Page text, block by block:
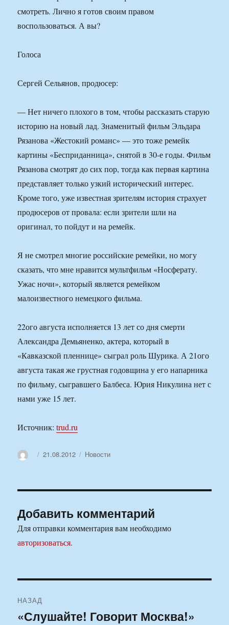
смотреть. Лично я готов своим правом
воспользоваться. А вы?
Голоса
Сергей Сельянов, продюсер:
— Нет ничего плохого в том, чтобы рассказать старую
историю на новый лад. Знаменитый фильм Эльдара
Рязанова «Жестокий романс» — это тоже ремейк
картины «Бесприданница», снятой в 30-е годы. Фильм
Рязанова смотрят до сих пор, тогда как первая картина
представляет только узкий исторический интерес.
Кроме того, уже известная зрителям история страхует
продюсеров от провала: если зрители шли на
оригинал, то пойдут и на ремейк.
Я не смотрел многие российские ремейки, но могу
сказать, что мне нравится мультфильм «Носферату.
Ужас ночи», который является ремейком
малоизвестного немецкого фильма.
22ого августа исполняется 13 лет со дня смерти
Александра Демьяненко, актера, который в
«Кавказской пленнице» сыграл роль Шурика. А 21ого
августа такая же грустная годовщина у его напарника
по фильму, сыгравшего Балбеса. Юрия Никулина нет с
нами уже 15 лет.
Источник:trud.ru
АвторОпубликовано
21.08.2012 Рубрики
Новости
Добавить комментарий
Для отправки комментария вам необходимо
авторизоваться.
по
НАЗАД
Предыдущая
«Слушайте! Говорит Москва!»